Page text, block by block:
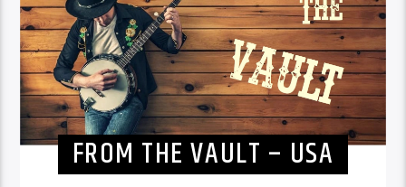
FROM THE VAULT – USA